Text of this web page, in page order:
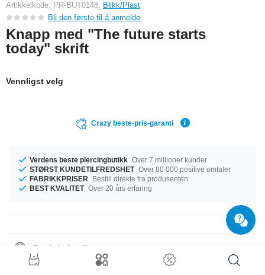
Artikkelkode: PR-BUT0148, Blikk/Plast
Bli den første til å anmelde
Knapp med "The future starts
today" skrift
Vennligst velg
Crazy beste-pris-garanti
Verdens beste piercingbutikk Over 7 millioner kunder
STØRST KUNDETILFREDSHET Over 80 000 positive omtaler
FABRIKKPRISER
Bestill direkte fra produsenten
BEST KVALITET Over 20 års erfaring
Produktdetaljer
Tilgjengelig med diameter fra 32 mm til 58 mm. En funky artikkel som er